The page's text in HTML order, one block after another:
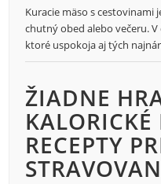
Kuracie mäso s cestovinami
chutný obed alebo večeru.
ktoré uspokoja aj tých
ŽIADNE
RECEPTY